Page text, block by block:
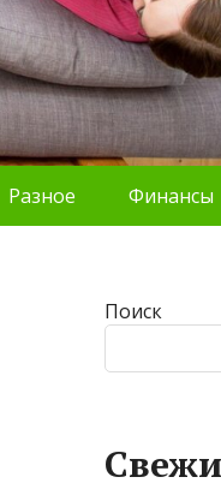
Разное Финансы
Поиск